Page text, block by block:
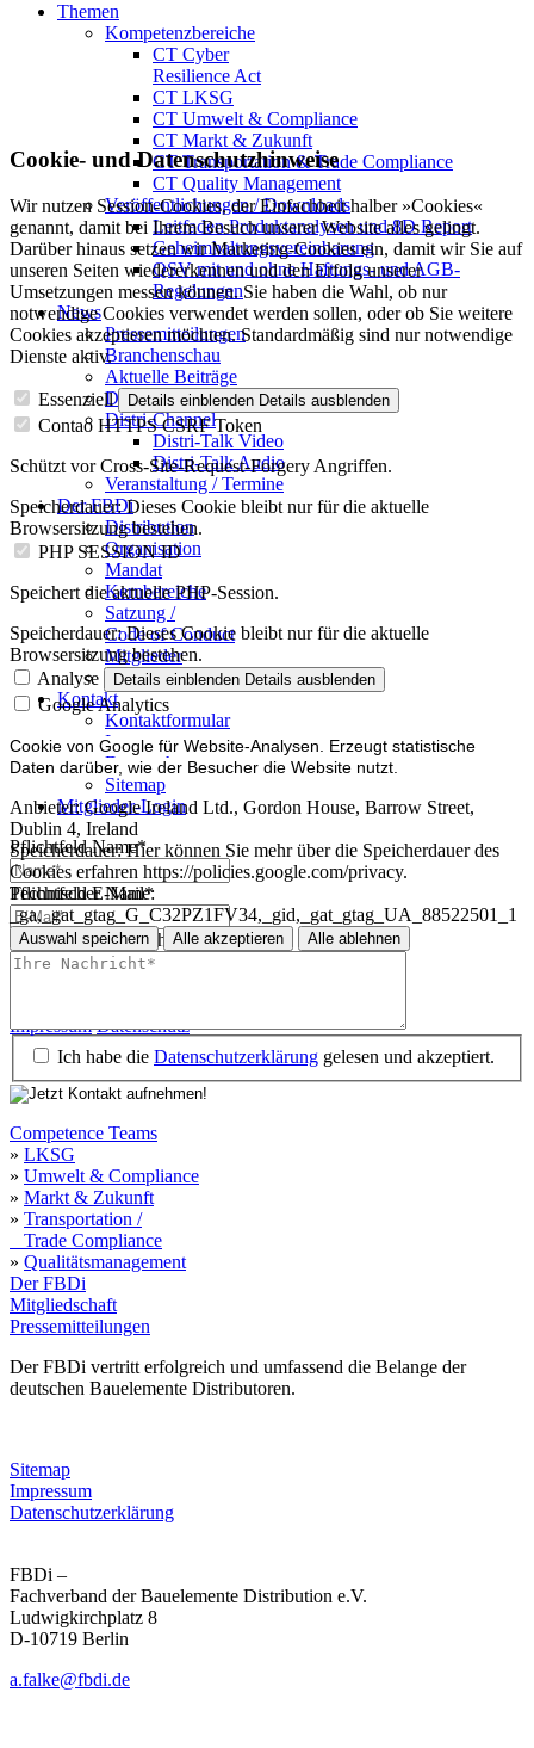
Themen
Kompetenzbereiche
CT Cyber
Resilience Act
CT LKSG
CT Umwelt & Compliance
CT Markt & Zukunft
CT Transportation & Trade Compliance
CT Quality Management
Veröffentlichungen / Downloads
Leitfaden Produktanalysen und 8D Report
Geheimhaltungsverein­barung
QSV mit und ohne Haftungs- und AGB-
Regelungen
News
Pressemitteilungen
Branchenschau
Aktuelle Beiträge
Dossier – 20 Jahre FBDi
Distri-Channel
Distri-Talk Video
Distri-Talk Audio
Veranstaltung / Termine
Der FBDi
Distribution
Organisation
Mandat
Kernbereiche
Satzung /
Code of Conduct
Mitglieder
Mitglied werden
Kontakt
Kontaktformular
Impressum
Datenschutz
Sitemap
Mitglieder-Login
PflichtfeldName*
PflichtfeldE-Mail*
PflichtfeldIhre Nachricht *
Ich habe die Datenschutzerklärung gelesen und akzeptiert.
Competence Teams
» LKSG
» Umwelt & Compliance
» Markt & Zukunft
» Transportation /
Trade Compliance
» Qualitätsmanagement
Der FBDi
Mitgliedschaft
Pressemitteilungen
Der FBDi vertritt erfolgreich und umfassend die Belange der
deutschen Bauelemente Distributoren.
Sitemap
Impressum
Datenschutzerklärung
FBDi –
Fachverband der Bau­ele­mente Distribution e.V.
Ludwigkirchplatz 8
D-10719 Berlin
a.falke@fbdi.de
Cookie- und Datenschutzhinweise
Wir nutzen Session-Cookies, der Einfachheit halber »Cookies«
genannt, damit bei Ihrem Besuch unserer Website alles gelingt.
Darüber hinaus setzen wir Marketing-Cookies ein, damit wir Sie auf
unseren Seiten wiedererkennen und den Erfolg unserer
Umsetzungen messen können. Sie haben die Wahl, ob nur
notwendige Cookies verwendet werden sollen, oder ob Sie weitere
Cookies akzeptieren möchten. Standardmäßig sind nur notwendige
Dienste aktiv.
Essenziell Details einblenden Details ausblenden
Contao HTTPS CSRF Token
Schützt vor Cross-Site-Request-Forgery Angriffen.
Speicherdauer:Dieses Cookie bleibt nur für die aktuelle
Browsersitzung bestehen.
PHP SESSION ID
Speichert die aktuelle PHP-Session.
Speicherdauer:Dieses Cookie bleibt nur für die aktuelle
Browsersitzung bestehen.
Analyse
Details einblenden Details ausblenden
Google Analytics
Cookie von Google für Website-Analysen. Erzeugt statistische
Daten darüber, wie der Besucher die Website nutzt.
Anbieter:Google Ireland Ltd., Gordon House, Barrow Street,
Dublin 4, Ireland
Speicherdauer:Hier können Sie mehr über die Speicherdauer des
Cookies erfahren https://policies.google.com/privacy.
Technischer Name:
_ga,_gat_gtag_G_C32PZ1FV34,_gid,_gat_gtag_UA_88522501_1
Auswahl speichern Alle akzeptieren Alle ablehnen
Impressum Datenschutz